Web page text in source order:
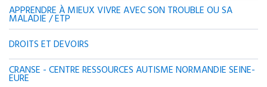
APPRENDRE À MIEUX VIVRE AVEC SON TROUBLE OU SA
MALADIE / ETP
DROITS ET DEVOIRS
CRANSE - CENTRE RESSOURCES AUTISME NORMANDIE SEINE-
EURE